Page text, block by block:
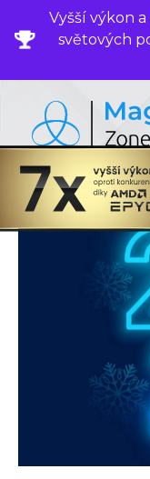
Vyšší výkon
světových